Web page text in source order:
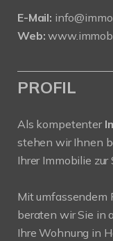
E-Mail:
Web:
PROFIL
Als kompetenter
stehen wir Ihnen
Ihrer Immobilie zur
Mit umfassendem
beraten wir Sie in
Ihre Wohnung in